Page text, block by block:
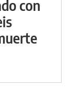
con